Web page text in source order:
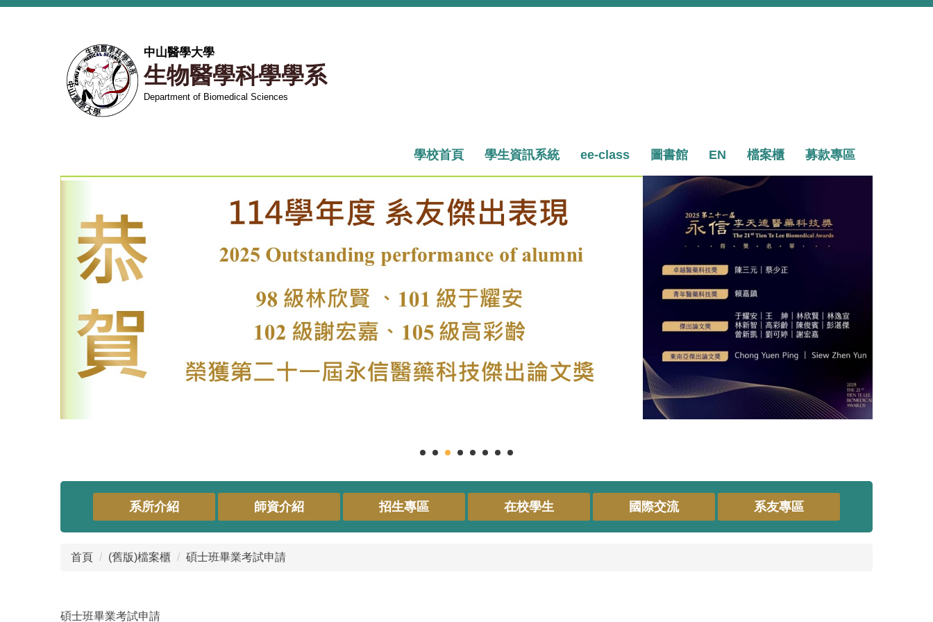
跳
中山醫學大學
生物醫學科學學系
Department of Biomedical Sciences
學校首頁 學生資訊系統 ee-class 圖書館 EN 檔案櫃 募款專區
系所介紹 師資介紹 招生專區 在校學生 國際交流 系友專區
首頁 (舊版)檔案櫃 碩士班畢業考試申請
碩士班畢業考試申請